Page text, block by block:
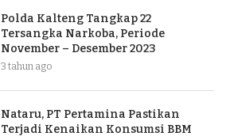
Polda Kalteng Tangkap 22
Tersangka Narkoba, Periode
November – Desember 2023
3 tahun ago
Nataru, PT Pertamina Pastikan
Terjadi Kenaikan Konsumsi BBM